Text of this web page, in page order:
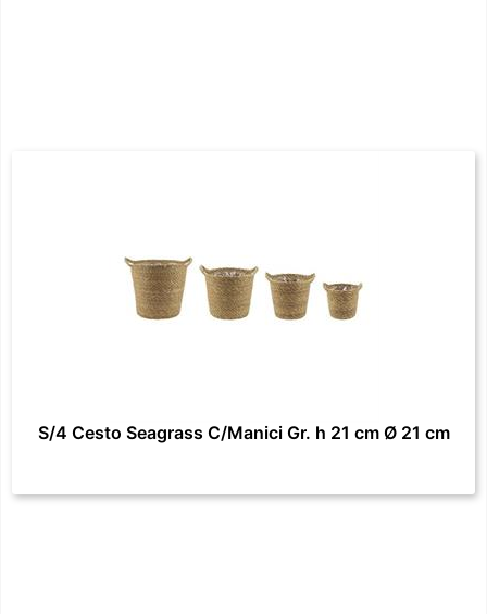
S/4 Cesto Seagrass C/Manici Gr. h 21 cm Ø 21 cm